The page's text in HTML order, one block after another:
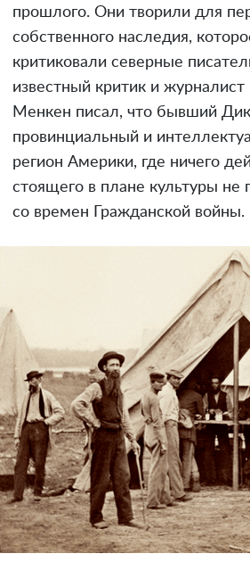
прошлого. Они творили для
собственного наследия,
критиковали северные
известный критик и журналист
Менкен писал, что бывший
провинциальный и
регион Америки, где ничего
стоящего в плане культуры не
со времен Гражданской войны.